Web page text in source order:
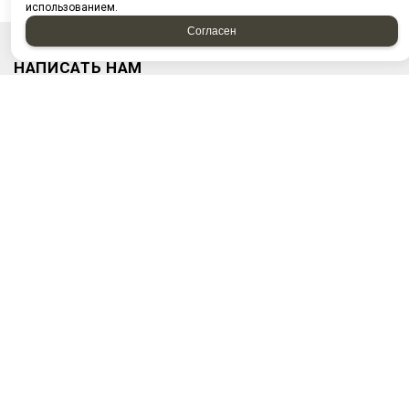
НАПИСАТЬ НАМ
использованием.
Согласен